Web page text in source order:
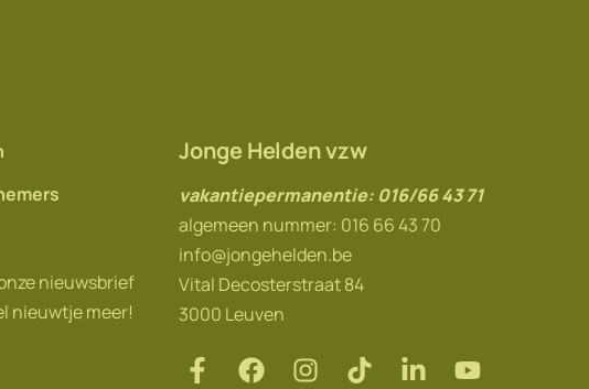
nieuwsbrief
nieuwtje meer!
Jonge Helden vzw
vakantiepermanentie: 016/66 43 71
algemeen nummer: 016 66 43 70
info@jongehelden.be
Vital Decosterstraat 84
3000 Leuven